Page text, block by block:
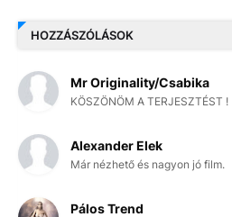
HOZZÁSZÓLÁSOK
Mr Originality/Csabika
KÖSZÖNÖM A TERJESZTÉST !
Alexander Elek
Már nézhető és nagyon jó film.
Pálos Trend